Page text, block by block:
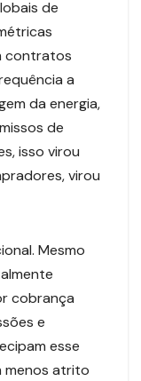
de
contratos
a
da energia,
de
isso virou
virou
Mesmo
cobrança
e
esse
menos atrito